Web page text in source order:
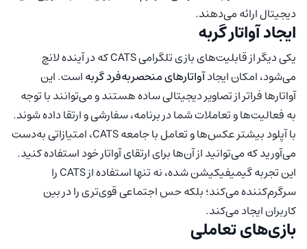
دیجیتال ارائه می‌دهند.
ایجاد آواتار گربه
یکی دیگر از قابلیت‌های بازی تلگرامی CATS که در آینده لانچ
می‌شود، امکان ایجادآواتارهای منحصربه‌فرد گربهاست. این
آواتارها فراتر از تصاویر دیجیتالی ساده هستند و می‌توانند با توجه
به فعالیت‌ها و تعاملات شما در برنامه، سفارشی و ارتقا داده شوند.
با آپلود بیشتر عکس‌ها و تعامل با جامعه CATS، امتیازاتی به‌دست
می‌آورید که می‌توانید از آن‌ها برای ارتقای آواتار خود استفاده کنید.
این تجربه گیمیفیکیشن شده، نه تنها استفاده از CATS را
سرگرم‌کننده می‌کند؛ بلکه حس اجتماعی قوی‌تری را در بین
کاربران ایجاد می‌کند.
بازی‌های تعاملی